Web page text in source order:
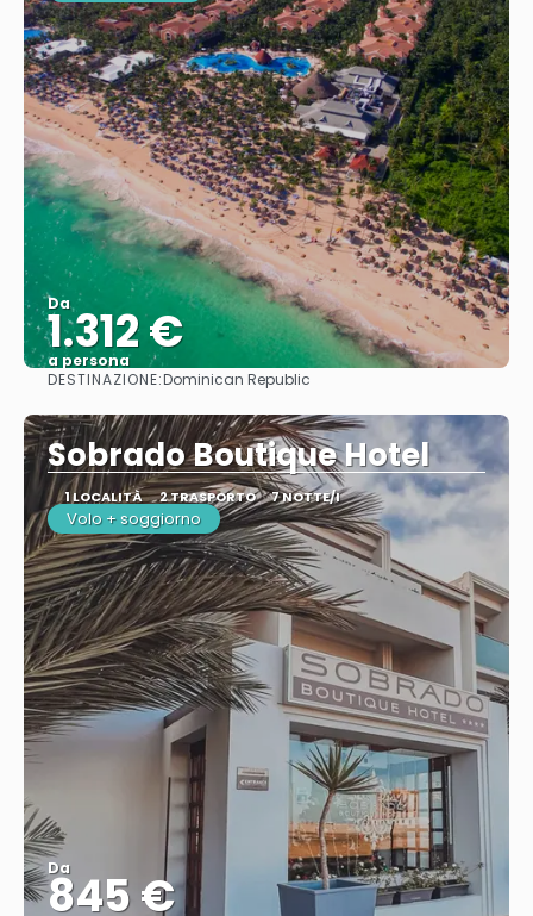
Da
1.312 €
a persona
Vedere
DESTINAZIONE:Dominican Republic
Sobrado Boutique Hotel
1 LOCALITÀ 2 TRASPORTO 7 NOTTE/I
Volo + soggiorno
Da
845 €